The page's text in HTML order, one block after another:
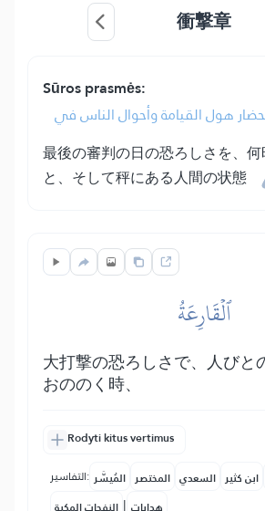
衝撃章
Sūros prasmės:
هول القيامة وأحوال الناس في
最後の審判の日の恐ろしさを、
と、そして秤にある人間の状態
ٱلۡقَارِعَةُ
大打撃の恐ろしさで、人びと
おののく時、
Rodyti kitus vertimus
التفاسير: المُيسَّر المختصر السعدي ابن كثير
|